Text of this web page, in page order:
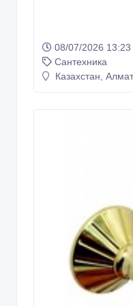
08/07/2026 13:23
Сантехника
Казахстан,